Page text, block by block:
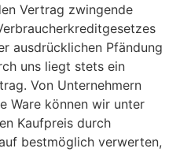
Vertrag zwingende
ausdrücklichen Pfändung
uns liegt stets ein
Von Unternehmern
Ware können wir unter
Kaufpreis durch
bestmöglich verwerten,